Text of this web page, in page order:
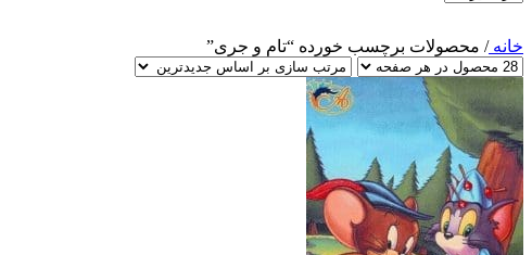
خانه/ محصولات برچسب خورده “تام و جری”